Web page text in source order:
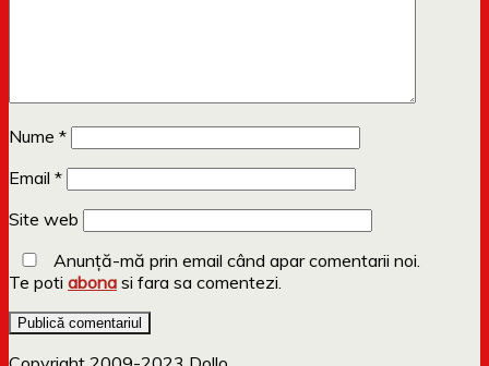
Nume *
Email *
Site web
Anunță-mă prin email când apar comentarii noi.
Te poti abona si fara sa comentezi.